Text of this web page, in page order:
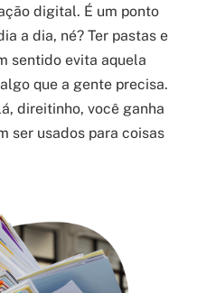
digital. É um ponto
a dia, né? Ter pastas e
sentido evita aquela
que a gente precisa.
direitinho, você ganha
ser usados para coisas